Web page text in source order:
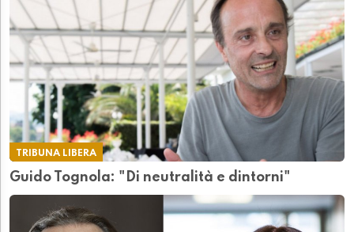
TRIBUNA LIBERA
Guido Tognola: "Di neutralità e dintorni"